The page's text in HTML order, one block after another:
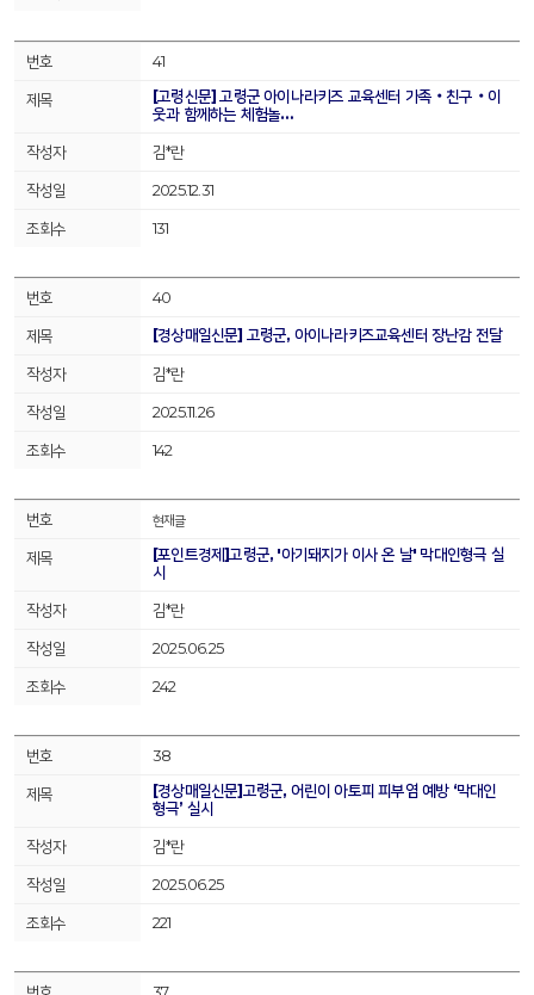
41
[고령신문] 고령군 아이나라키즈 교육센터 가족‧친구‧이
웃과 함께하는 체험놀…
김*란
2025.12.31
131
40
[경상매일신문] 고령군, 아이나라키즈교육센터 장난감 전달
김*란
2025.11.26
142
현재글
[포인트경제]고령군, '아기돼지가 이사 온 날' 막대인형극 실
시
김*란
2025.06.25
242
38
[경상매일신문]고령군, 어린이 아토피 피부염 예방 ‘막대인
형극’ 실시
김*란
2025.06.25
221
37